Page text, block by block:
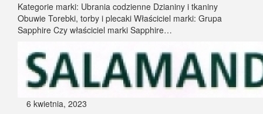
Kategorie marki: Ubrania codzienne Dzianiny i tkaniny
Obuwie Torebki, torby i plecaki Właściciel marki: Grupa
Sapphire Czy właściciel marki Sapphire…
6 kwietnia, 2023